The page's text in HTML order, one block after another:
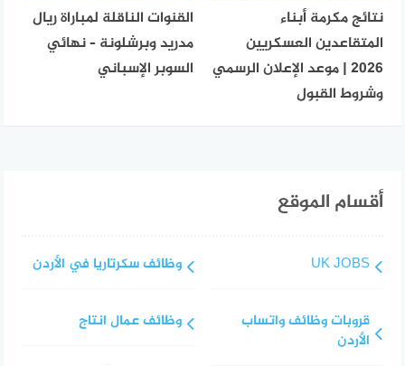
نتائج مكرمة أبناء
المتقاعدين العسكريين
2026 | موعد الإعلان الرسمي
وشروط القبول
القنوات الناقلة لمباراة ريال
مدريد وبرشلونة – نهائي
السوبر الإسباني
أقسام الموقع
UK JOBS
قروبات وظائف واتساب
الأردن
وظائف سكرتاريا في الأردن
وظائف عمال انتاج